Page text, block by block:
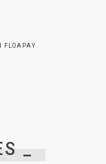
FLOAPAY
_